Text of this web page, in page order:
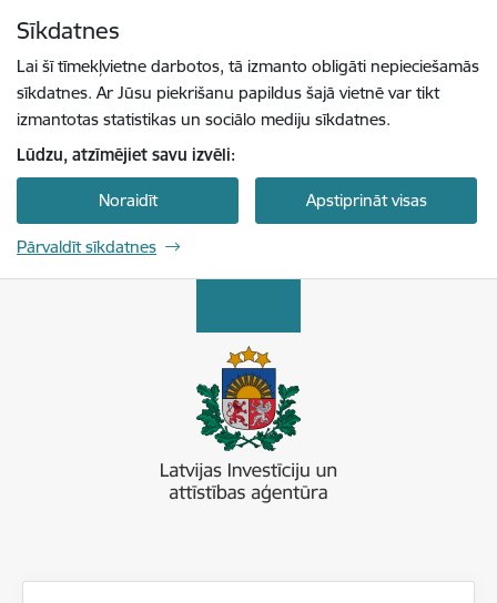
Sīkdatnes
Lai šī tīmekļvietne darbotos, tā izmanto obligāti nepieciešamās
sīkdatnes. Ar Jūsu piekrišanu papildus šajā vietnē var tikt
izmantotas statistikas un sociālo mediju sīkdatnes.
Lūdzu, atzīmējiet savu izvēli:
Noraidīt Apstiprināt visas
Pārvaldīt sīkdatnes